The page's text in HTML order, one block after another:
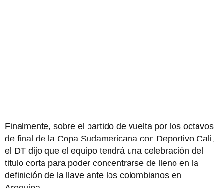
Finalmente, sobre el partido de vuelta por los octavos
de final de la Copa Sudamericana con Deportivo Cali,
el DT dijo que el equipo tendrá una celebración del
titulo corta para poder concentrarse de lleno en la
definición de la llave ante los colombianos en